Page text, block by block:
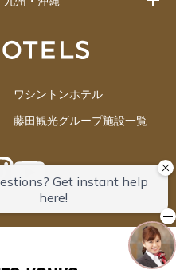
ワシントンホテル
藤田観光グループ施設一覧